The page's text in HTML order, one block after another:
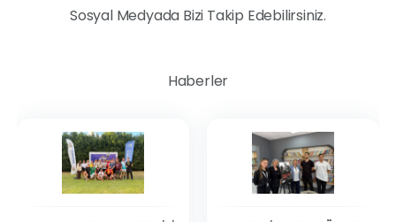
Sosyal Medyada Bizi Takip Edebilirsiniz.
Haberler